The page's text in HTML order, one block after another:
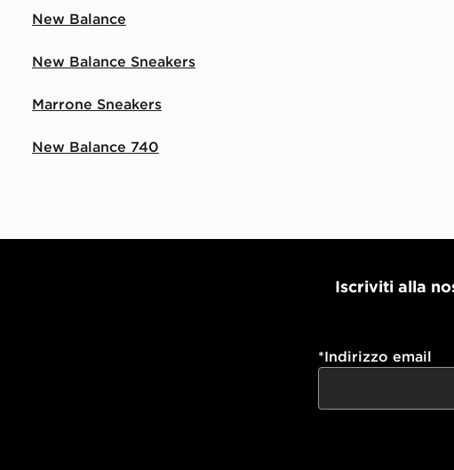
New Balance
New Balance Sneakers
Marrone Sneakers
New Balance 740
Iscriviti alla
*Indirizzo email